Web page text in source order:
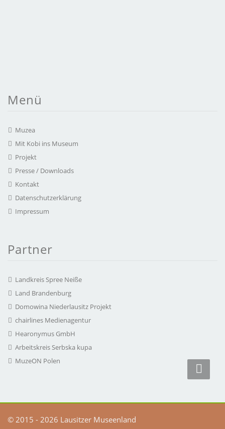
Menü
Muzea
Mit Kobi ins Museum
Projekt
Presse / Downloads
Kontakt
Datenschutzerklärung
Impressum
Partner
Landkreis Spree Neiße
Land Brandenburg
Domowina Niederlausitz Projekt
chairlines Medienagentur
Hearonymus GmbH
Arbeitskreis Serbska kupa
MuzeON Polen
© 2015 - 2026 Lausitzer Museenland